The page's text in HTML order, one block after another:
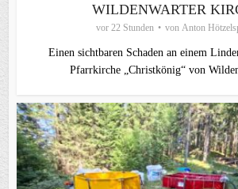
WILDENWARTER
vor 22 Stunden von Anton
Einen sichtbaren Schaden an einem
Pfarrkirche „Christkönig“ von